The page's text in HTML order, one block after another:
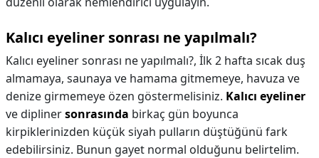
Kalıcı eyeliner sonrası ne yapılmalı?
Kalıcı eyeliner sonrası ne yapılmalı?, İlk 2 hafta sıcak duş
almamaya, saunaya ve hamama gitmemeye, havuza ve
denize girmemeye özen göstermelisiniz. Kalıcı eyeliner
ve diplinersonrasında birkaç gün boyunca
kirpiklerinizden küçük siyah pulların düştüğünü fark
edebilirsiniz. Bunun gayet normal olduğunu belirtelim.